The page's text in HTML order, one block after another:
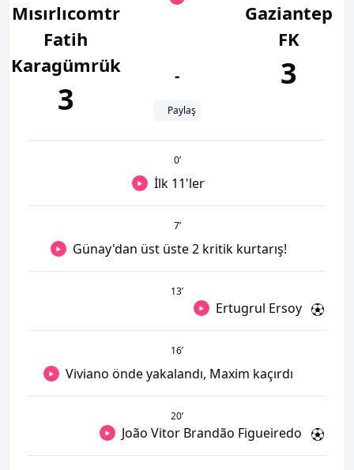
Mısırlıcomtr
Fatih
Karagümrük
3
-
Paylaş
Gaziantep
FK
3
0’
İlk 11'ler
7’
Günay'dan üst üste 2 kritik kurtarış!
13’
Ertugrul Ersoy
16’
Viviano önde yakalandı, Maxim kaçırdı
20’
João Vitor Brandão Figueiredo